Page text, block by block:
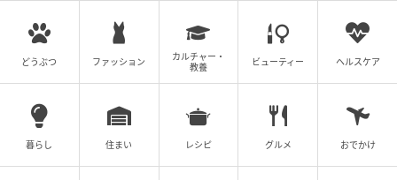
のあちこちから聞こえてきました。
どうぶつ ファッション
カルチャー・
教養
ビューティー ヘルスケア
暮らし 住まい レシピ グルメ おでかけ